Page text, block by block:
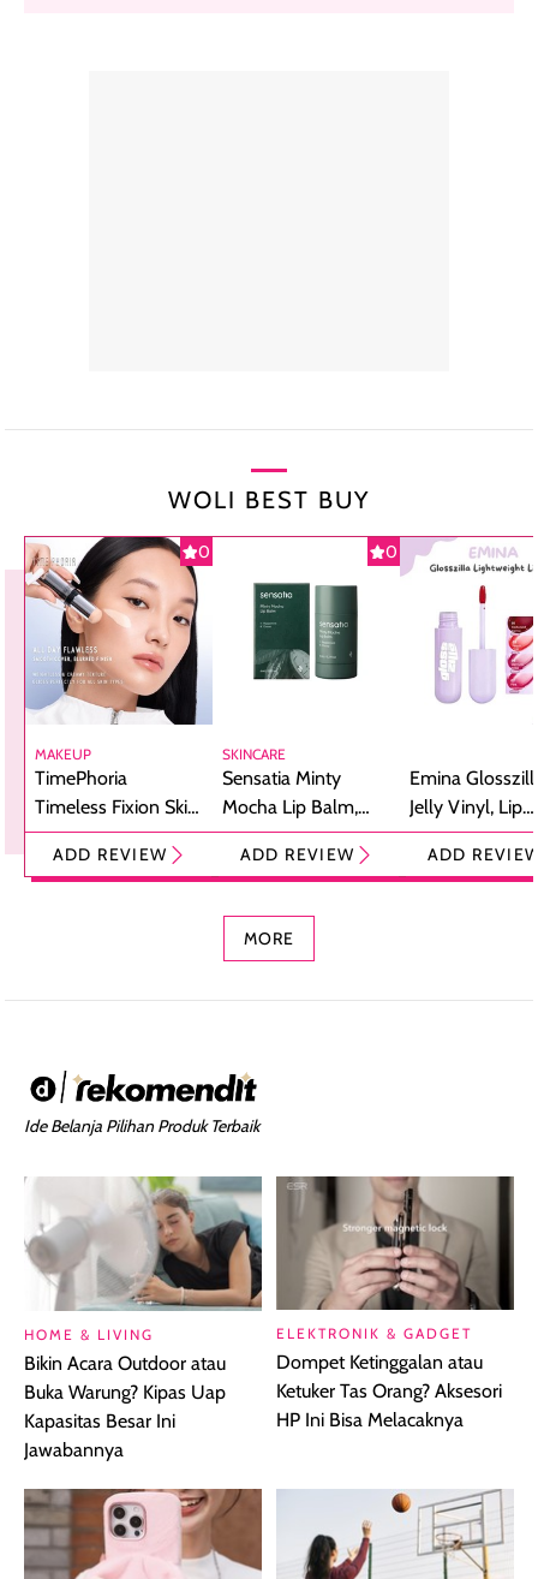
WOLI BEST BUY
0
MAKEUP
TimePhoria
Timeless Fixion Skin
Tint Stick,
Foundation dan
ADD REVIEW
0
SKINCARE
Sensatia Minty
Mocha Lip Balm,
Pelembap Bibir
dengan Aroma
ADD REVIEW
Emina
Jelly Vinyl, Lip
Cream Glossy
Ringan
ADD
MORE
Ide Belanja Pilihan Produk Terbaik
HOME & LIVING
Bikin Acara Outdoor atau
Buka Warung? Kipas Uap
Kapasitas Besar Ini
Jawabannya
ELEKTRONIK & GADGET
Dompet Ketinggalan atau
Ketuker Tas Orang? Aksesori
HP Ini Bisa Melacaknya